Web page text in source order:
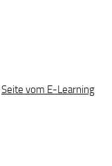
Seite vom E-Learning